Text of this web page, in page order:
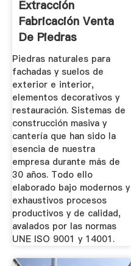
Extracción
Fabricación Venta
De Piedras
Naturales ...
Piedras naturales para
fachadas y suelos de
exterior e interior,
elementos decorativos y
restauración. Sistemas de
construcción masiva y
cantería que han sido la
esencia de nuestra
empresa durante más de
30 años. Todo ello
elaborado bajo modernos y
exhaustivos procesos
productivos y de calidad,
avalados por las normas
UNE ISO 9001 y 14001.